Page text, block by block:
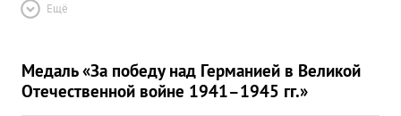
Ещё
Медаль «За победу над Германией в Великой
Отечественной войне 1941–1945 гг.»